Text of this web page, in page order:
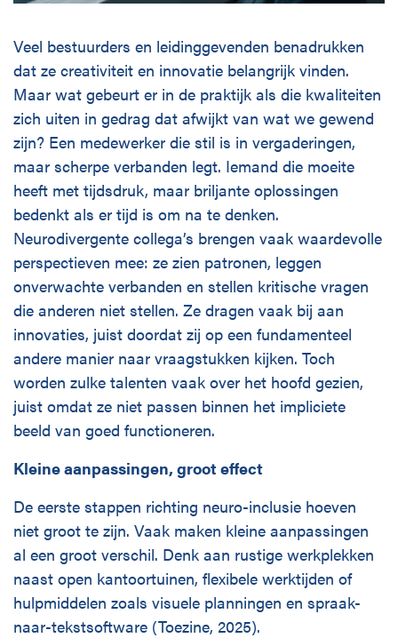
Veel bestuurders en leidinggevenden benadrukken
dat ze creativiteit en innovatie belangrijk vinden.
Maar wat gebeurt er in de praktijk als die kwaliteiten
zich uiten in gedrag dat afwijkt van wat we gewend
zijn? Een medewerker die stil is in vergaderingen,
maar scherpe verbanden legt. Iemand die moeite
heeft met tijdsdruk, maar briljante oplossingen
bedenkt als er tijd is om na te denken.
Neurodivergente collega’s brengen vaak waardevolle
perspectieven mee: ze zien patronen, leggen
onverwachte verbanden en stellen kritische vragen
die anderen niet stellen. Ze dragen vaak bij aan
innovaties, juist doordat zij op een fundamenteel
andere manier naar vraagstukken kijken. Toch
worden zulke talenten vaak over het hoofd gezien,
juist omdat ze niet passen binnen het impliciete
beeld van goed functioneren.
Kleine aanpassingen, groot effect
De eerste stappen richting neuro-inclusie hoeven
niet groot te zijn. Vaak maken kleine aanpassingen
al een groot verschil. Denk aan rustige werkplekken
naast open kantoortuinen, flexibele werktijden of
hulpmiddelen zoals visuele planningen en spraak-
naar-tekstsoftware (Toezine, 2025).